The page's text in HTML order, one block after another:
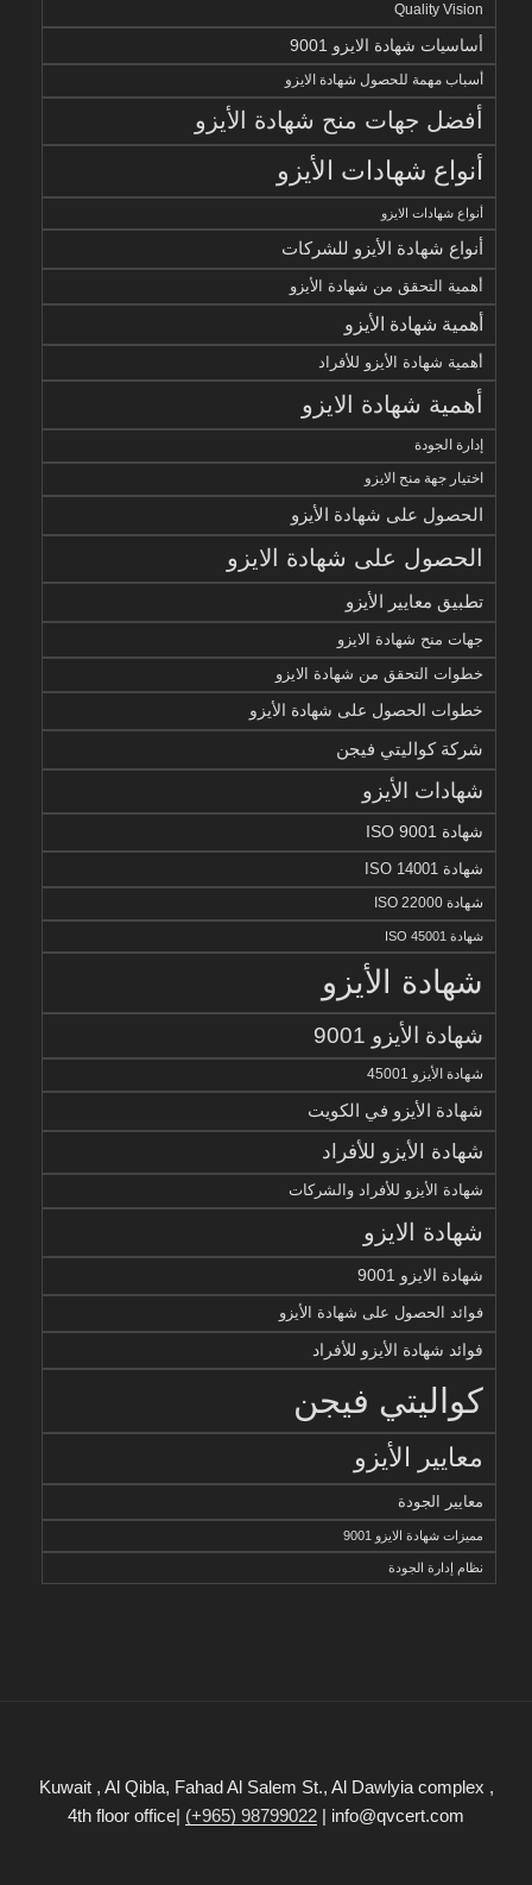
Quality Vision
أساسيات شهادة الايزو 9001
أسباب مهمة للحصول شهادة الايزو
أفضل جهات منح شهادة الأيزو
أنواع شهادات الأيزو
أنواع شهادات الايزو
أنواع شهادة الأيزو للشركات
أهمية التحقق من شهادة الأيزو
أهمية شهادة الأيزو
أهمية شهادة الأيزو للأفراد
أهمية شهادة الايزو
إدارة الجودة
اختيار جهة منح الايزو
الحصول على شهادة الأيزو
الحصول على شهادة الايزو
تطبيق معايير الأيزو
جهات منح شهادة الايزو
خطوات التحقق من شهادة الايزو
خطوات الحصول على شهادة الأيزو
شركة كواليتي فيجن
شهادات الأيزو
شهادة ISO 9001
شهادة ISO 14001
شهادة ISO 22000
شهادة ISO 45001
شهادة الأيزو
شهادة الأيزو 9001
شهادة الأيزو 45001
شهادة الأيزو في الكويت
شهادة الأيزو للأفراد
شهادة الأيزو للأفراد والشركات
شهادة الايزو
شهادة الايزو 9001
فوائد الحصول على شهادة الأيزو
فوائد شهادة الأيزو للأفراد
كواليتي فيجن
معايير الأيزو
معايير الجودة
مميزات شهادة الايزو 9001
نظام إدارة الجودة
Kuwait , Al Qibla, Fahad Al Salem St., Al Dawlyia complex ,
4th floor office| (+965) 98799022 | info@qvcert.com